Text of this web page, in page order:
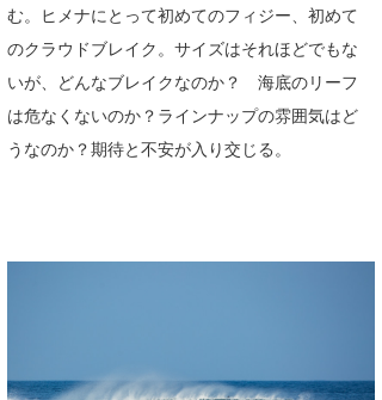
む。ヒメナにとって初めてのフィジー、初めて
のクラウドブレイク。サイズはそれほどでもな
いが、どんなブレイクなのか？ 海底のリーフ
は危なくないのか？ラインナップの雰囲気はど
うなのか？期待と不安が入り交じる。
MIN
mitz
OYZ
VAGY